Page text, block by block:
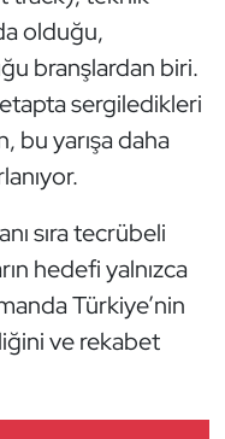
olduğu,
branşlardan biri.
sergiledikleri
bu yarışa daha
sıra tecrübeli
hedefi yalnızca
Türkiye’nin
ve rekabet